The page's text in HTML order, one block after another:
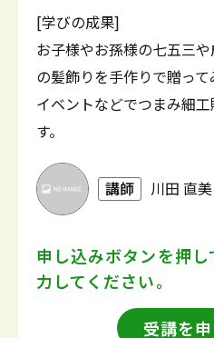
[学びの成果]
お子様やお孫様の七五三
の髪飾りを手作りで贈って
イベントなどでつまみ細
す。
講師 川田 直美
申し込みボタンを押し
力してください。
受講を